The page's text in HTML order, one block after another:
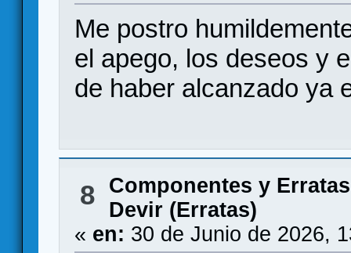
Me postro
el apego, los deseos y
de haber alcanzado ya
8 Componentes y Erratas
Devir (Erratas)
« en: 30 de Junio de 2026,